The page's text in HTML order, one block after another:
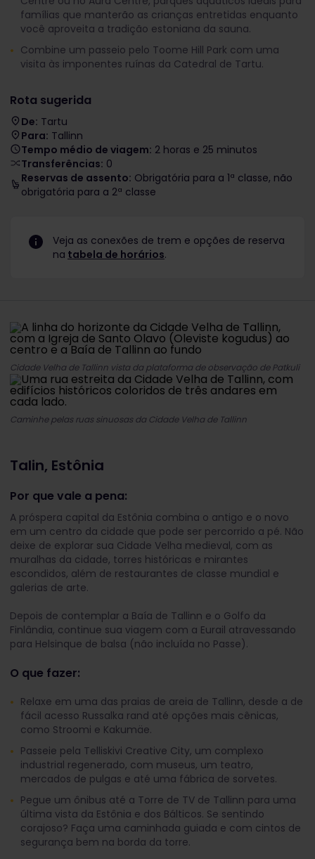
famílias que manterão as crianças entretidas enquanto
você aproveita a tradição estoniana da sauna.
Combine um passeio pelo Toome Hill Park com uma
visita às imponentes ruínas da Catedral de Tartu.
Rota sugerida
De: Tartu
Para: Tallinn
Tempo médio de viagem: 2 horas e 25 minutos
Transferências: 0
Reservas de assento: Obrigatória para a 1ª classe, não
obrigatória para a 2ª classe
Veja as conexões de trem e opções de reserva
na tabela de horários.
Cidade Velha de Tallinn vista da plataforma de observação de Patkuli
Caminhe pelas ruas sinuosas da Cidade Velha de Tallinn
Talin, Estônia
Por que vale a pena:
A próspera capital da Estônia combina o antigo e o novo
em um centro da cidade que pode ser percorrido a pé. Não
deixe de explorar sua Cidade Velha medieval, com as
muralhas da cidade, torres históricas e mirantes
escondidos, além de restaurantes de classe mundial e
galerias de arte.
Depois de contemplar a Baía de Tallinn e o Golfo da
Finlândia, continue sua viagem com a Eurail atravessando
para Helsinque de balsa (não incluída no Passe).
O que fazer:
Relaxe em uma das praias de areia de Tallinn, desde a de
fácil acesso Russalka rand até opções mais cênicas,
como Stroomi e Kakumäe.
Passeie pela Telliskivi Creative City, um complexo
industrial regenerado, com museus, um teatro,
mercados de pulgas e até uma fábrica de sorvetes.
Pegue um ônibus até a Torre de TV de Tallinn para uma
última vista da Estônia e dos Bálticos. Se sentindo
corajoso? Faça uma caminhada guiada e com cintos de
segurança bem na borda da torre.